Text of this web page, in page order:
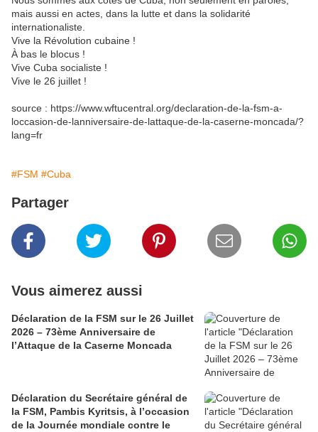
mais aussi en actes, dans la lutte et dans la solidarité
internationaliste.
Vive la Révolution cubaine !
À bas le blocus !
Vive Cuba socialiste !
Vive le 26 juillet !
source : https://www.wftucentral.org/declaration-de-la-fsm-a-
loccasion-de-lanniversaire-de-lattaque-de-la-caserne-moncada/?
lang=fr
#FSM #Cuba
Partager
Vous aimerez aussi
Déclaration de la FSM sur le 26 Juillet
2026 – 73ème Anniversaire de
l’Attaque de la Caserne Moncada
Déclaration du Secrétaire général de
la FSM, Pambis Kyritsis, à l’occasion
de la Journée mondiale contre le